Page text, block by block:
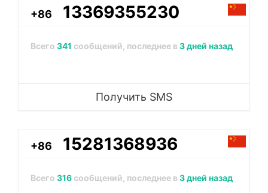
+86 13369355230
Всего 341 сообщений, последнее в3 дней назад
Получить SMS
+86 15281368936
Всего 316 сообщений, последнее в3 дней назад